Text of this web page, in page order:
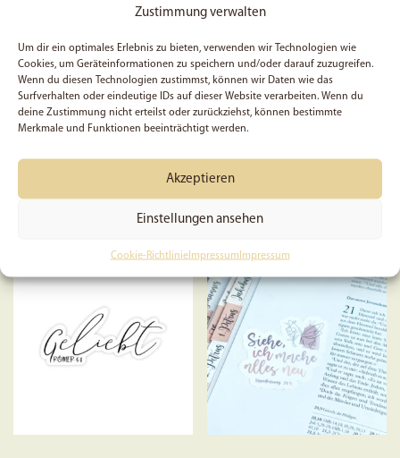
Zustimmung verwalten
Um dir ein optimales Erlebnis zu bieten, verwenden wir Technologien wie
Cookies, um Geräteinformationen zu speichern und/oder darauf zuzugreifen.
Wenn du diesen Technologien zustimmst, können wir Daten wie das
Surfverhalten oder eindeutige IDs auf dieser Website verarbeiten. Wenn du
deine Zustimmung nicht erteilst oder zurückziehst, können bestimmte
Merkmale und Funktionen beeinträchtigt werden.
Akzeptieren
Einstellungen ansehen
Cookie-RichtlinieImpressum Impressum
Jesus ist auferstanden –
Sticker
5x Sticker | Gott sieht auch
in dir einen Menschen,
den er lieben möchte |
Christlich | Glaube |
Aufkleber | Bibelvers | Vinyl
5,99€
In den Warenkorb